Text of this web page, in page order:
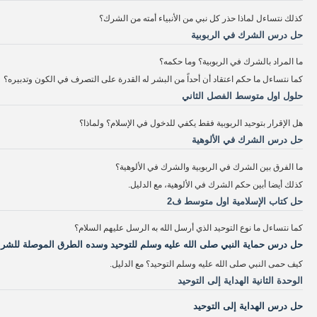
كذلك نتساءل لماذا حذر كل نبي من الأنبياء أمته من الشرك؟
حل درس الشرك في الربوبية
ما المراد بالشرك في الربوبية؟ وما حكمه؟
كما نتساءل ما حكم اعتقاد أن أحداً من البشر له القدرة على التصرف في الكون وتدبيره؟
حلول اول متوسط الفصل الثاني
هل الإقرار بتوحيد الربوبية فقط يكفي للدخول في الإسلام؟ ولماذا؟
حل درس الشرك في الألوهية
ما الفرق بين الشرك في الربوبية والشرك في الألوهية؟
كذلك أيضا أبين حكم الشرك في الألوهية، مع الدليل.
حل كتاب الإسلامية اول متوسط ف2
كما نتساءل ما نوع التوحيد الذي أرسل الله به الرسل عليهم السلام؟
حل درس حماية النبي صلى الله عليه وسلم للتوحيد وسده الطرق الموصلة
كيف حمى النبي صلى الله عليه وسلم التوحيد؟ مع الدليل.
الوحدة الثانية الهداية إلى التوحيد
حل درس الهداية إلى التوحيد